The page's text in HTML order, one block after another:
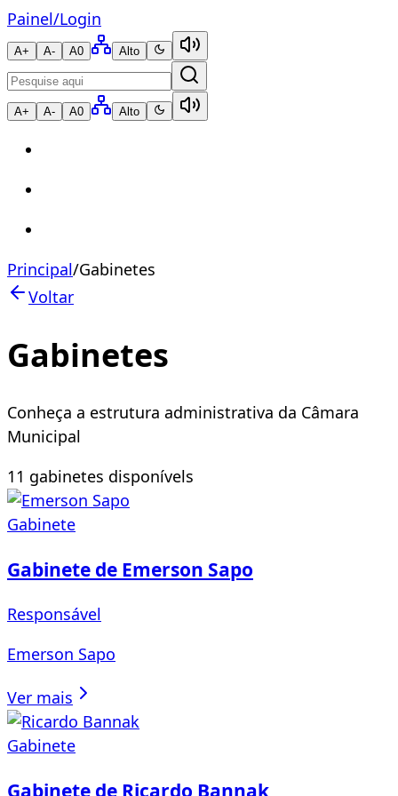
Painel/Login
A+ A- A0 Alto
A+ A- A0 Alto
Principal/Gabinetes
Voltar
Gabinetes
Conheça a estrutura administrativa da Câmara
Municipal
11 gabinetes disponívels
Gabinete
Gabinete de Emerson Sapo
Responsável
Emerson Sapo
Ver mais
Gabinete
Gabinete de Ricardo Bannak